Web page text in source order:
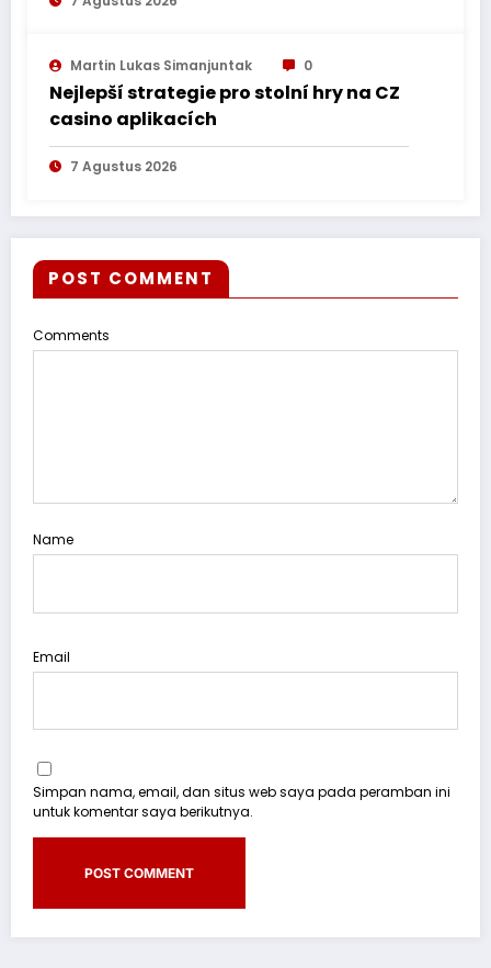
Martin Lukas Simanjuntak 0
Nejlepší strategie pro stolní hry na CZ
casino aplikacích
7 Agustus 2026
POST COMMENT
Comments
Name
Email
Simpan nama, email, dan situs web saya pada peramban ini
untuk komentar saya berikutnya.